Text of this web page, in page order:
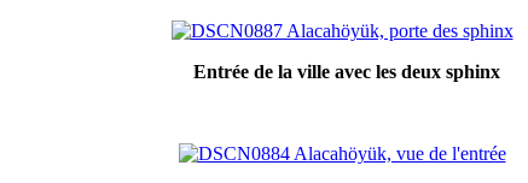
Entrée de la ville avec les deux sphinx